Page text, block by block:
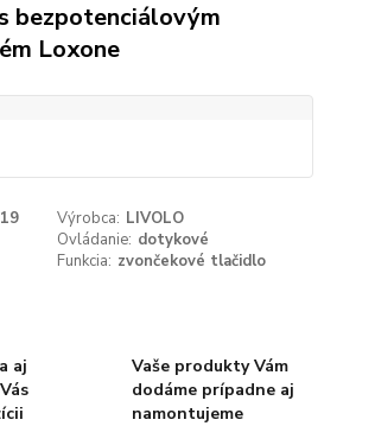
bezpotenciálovým
Loxone
Výrobca: LIVOLO
Ovládanie: dotykové
Funkcia: zvončekové tlačidlo
aj
Vaše produkty Vám
dodáme prípadne aj
namontujeme